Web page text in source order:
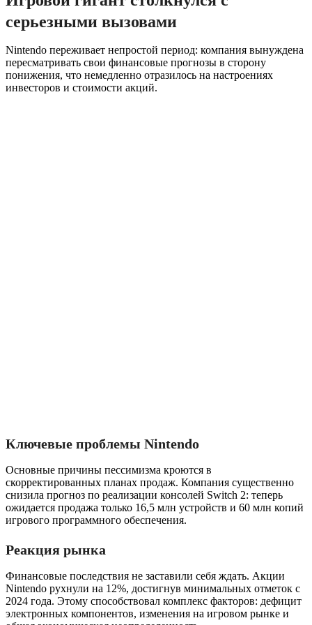
серьезными вызовами
Nintendo переживает непростой период: компания вынуждена
пересматривать свои финансовые прогнозы в сторону
понижения, что немедленно отразилось на настроениях
инвесторов и стоимости акций.
Ключевые проблемы Nintendo
Основные причины пессимизма кроются в
скорректированных планах продаж. Компания существенно
снизила прогноз по реализации консолей Switch 2: теперь
ожидается продажа только 16,5 млн устройств и 60 млн копий
игрового программного обеспечения.
Реакция рынка
Финансовые последствия не заставили себя ждать. Акции
Nintendo рухнули на 12%, достигнув минимальных отметок с
2024 года. Этому способствовал комплекс факторов: дефицит
электронных компонентов, изменения на игровом рынке и